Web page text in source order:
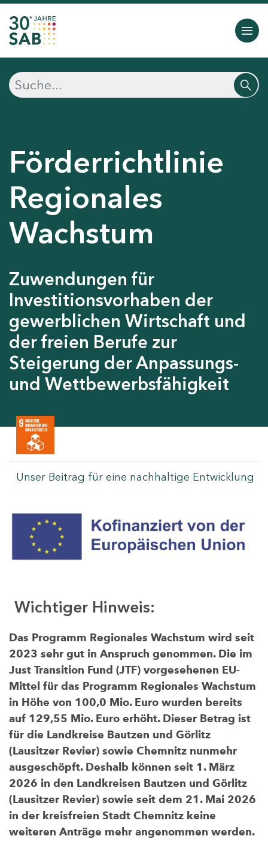
Förderrichtlinie
Regionales
Wachstum
Zuwendungen für
Investitionsvorhaben der
gewerblichen Wirtschaft und
der freien Berufe zur
Steigerung der Anpassungs-
und Wettbewerbsfähigkeit
Unser Beitrag für eine nachhaltige Entwicklung
Wichtiger Hinweis:
Das Programm Regionales Wachstum wird seit
2023 sehr gut in Anspruch genommen. Die im
Just Transition Fund (JTF) vorgesehenen EU-
Mittel für das Programm Regionales Wachstum
in Höhe von 100,0 Mio. Euro wurden bereits
auf 129,55 Mio. Euro erhöht. Dieser Betrag ist
für die Landkreise Bautzen und Görlitz
(Lausitzer Revier) sowie Chemnitz nunmehr
ausgeschöpft. Deshalb können seit 1. März
2026 in den Landkreisen Bautzen und Görlitz
(Lausitzer Revier) sowie seit dem 21. Mai 2026
in der kreisfreien Stadt Chemnitz keine
weiteren Anträge mehr angenommen werden.